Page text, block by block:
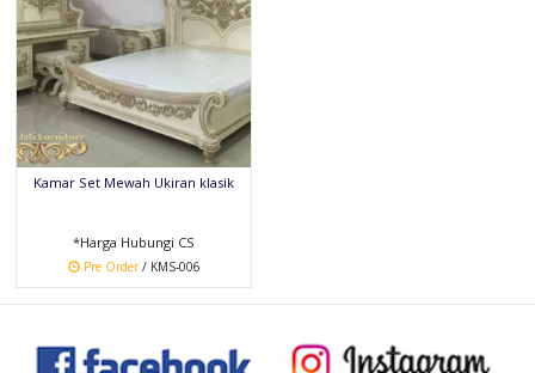
Kamar Set Mewah Ukiran klasik
*Harga Hubungi CS
Pre Order/ KMS-006